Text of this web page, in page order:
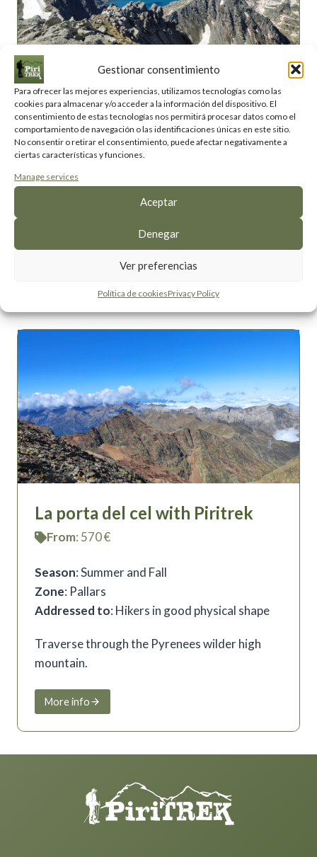
Gestionar consentimiento
Para ofrecer las mejores experiencias, utilizamos tecnologías como las
cookies para almacenar y/o acceder a la información del dispositivo. El
consentimiento de estas tecnologías nos permitirá procesar datos como el
comportamiento de navegación o las identificaciones únicas en este sitio.
No consentir o retirar el consentimiento, puede afectar negativamente a
ciertas características y funciones.
Manage services
Aceptar
Denegar
Ver preferencias
Política de cookiesPrivacy Policy
Carros de Foc with Piritrek
From: 635 €
Season: Summer and Fall
Zone: Pallars
Addressed to
spectacular lakes and panoramic views.
La porta del cel with Piritrek
From: 570 €
Season: Summer and Fall
Zone: Pallars
Addressed to: Hikers in good physical shape
Traverse through the Pyrenees wilder high
mountain.
More info